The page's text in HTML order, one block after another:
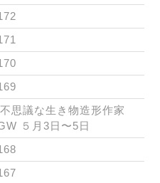
思議な生き物造形作家
５月3日〜5日